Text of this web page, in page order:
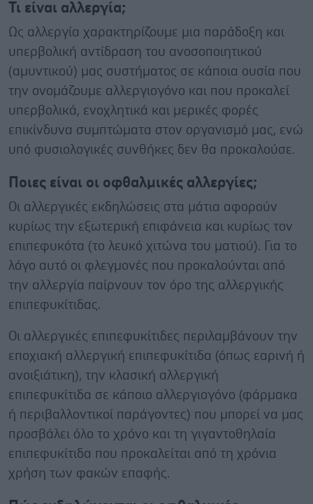
Τι είναι αλλεργία;
Ως αλλεργία χαρακτηρίζουμε μια παράδοξη και
υπερβολική αντίδραση του ανοσοποιητικού
(αμυντικού) μας συστήματος σε κάποια ουσία που
την ονομάζουμε αλλεργιογόνο και που προκαλεί
υπερβολικά, ενοχλητικά και μερικές φορές
επικίνδυνα συμπτώματα στον οργανισμό μας, ενώ
υπό φυσιολογικές συνθήκες δεν θα προκαλούσε.
Ποιες είναι οι οφθαλμικές αλλεργίες;
Οι αλλεργικές εκδηλώσεις στα μάτια αφορούν
κυρίως την εξωτερική επιφάνεια και κυρίως τον
επιπεφυκότα (το λευκό χιτώνα του ματιού). Για το
λόγο αυτό οι φλεγμονές που προκαλούνται από
την αλλεργία παίρνουν τον όρο της αλλεργικής
επιπεφυκίτιδας.
Οι αλλεργικές επιπεφυκίτιδες περιλαμβάνουν την
εποχιακή αλλεργική επιπεφυκίτιδα (όπως εαρινή ή
ανοιξιάτικη), την κλασική αλλεργική
επιπεφυκίτιδα σε κάποιο αλλεργιογόνο (φάρμακα
ή περιβαλλοντικοί παράγοντες) που μπορεί να μας
προσβάλει όλο το χρόνο και τη γιγαντοθηλαία
επιπεφυκίτιδα που προκαλείται από τη χρόνια
χρήση των φακών επαφής.